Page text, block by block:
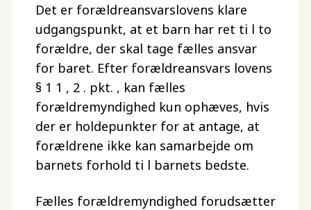
Det er forældreansvarslovens klare
udgangspunkt, at et barn har ret ti l to
forældre, der skal tage fælles ansvar
for baret. Efter forældreansvars lovens
§ 1 1 , 2 . pkt. , kan fælles
forældremyndighed kun ophæves, hvis
der er holdepunkter for at antage, at
forældrene ikke kan samarbejde om
barnets forhold ti l barnets bedste.
Fælles forældremyndighed forudsætter